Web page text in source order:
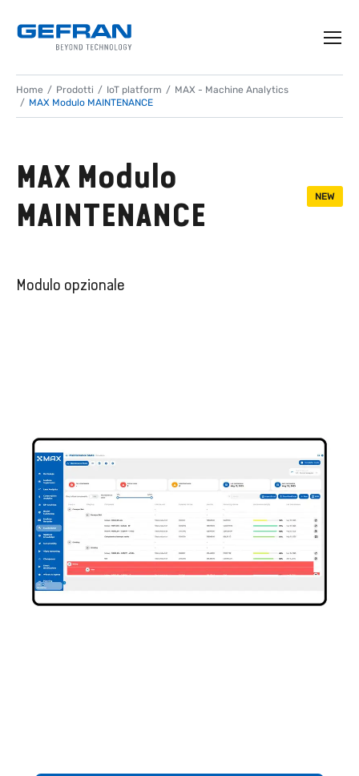
Home Prodotti IoT platform
MAX - Machine Analytics
MAX Modulo MAINTENANCE
MAX Modulo
MAINTENANCE
NEW
Modulo opzionale